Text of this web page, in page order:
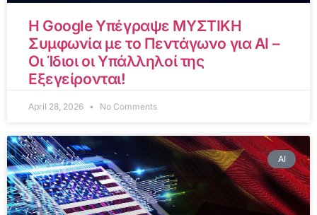
Η Google Υπέγραψε ΜΥΣΤΙΚΗ
Συμφωνία με το Πεντάγωνο για AI –
Οι Ίδιοι οι Υπάλληλοί της
Εξεγείρονται!
April 28, 2026 No Comments
AI